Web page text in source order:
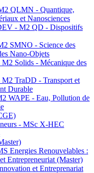
QLMN - Quantique,
et Nanosciences
- M2 QD - Dispositifs
SMNO - Science des
Nano-Objets
Solids - Mécanique des
TraDD - Transport et
Durable
WAPE - Eau, Pollution de
- MSc X-HEC
Energies Renouvelables :
Entrepreneuriat (Master)
et Entreprenariat